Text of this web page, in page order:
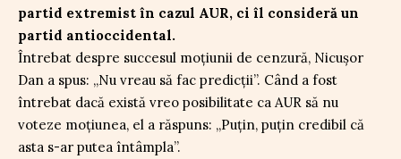
partid extremist în cazul AUR, ci îl consideră un
partid antioccidental.
Întrebat despre succesul moțiunii de cenzură, Nicușor
Dan a spus: „Nu vreau să fac predicții”. Când a fost
întrebat dacă există vreo posibilitate ca AUR să nu
voteze moțiunea, el a răspuns: „Puțin, puțin credibil că
asta s-ar putea întâmpla”.